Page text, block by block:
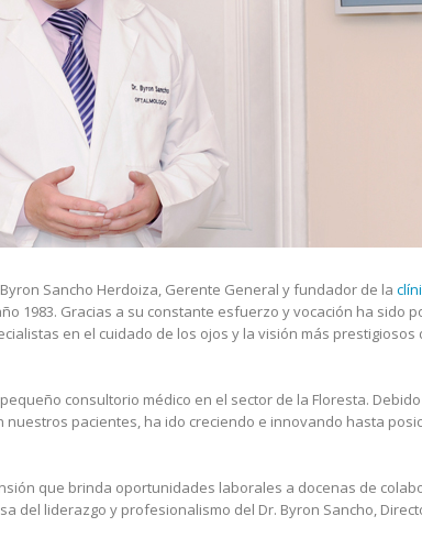
Byron Sancho Herdoiza, Gerente General y fundador de la
1983. Gracias a su constante esfuerzo y vocación ha sido
en el cuidado de los ojos y la visión más prestigiosos
consultorio médico en el sector de la Floresta.
pacientes, ha ido creciendo e innovando hasta
que brinda oportunidades laborales a docenas de
del liderazgo y profesionalismo del Dr. Byron Sancho,